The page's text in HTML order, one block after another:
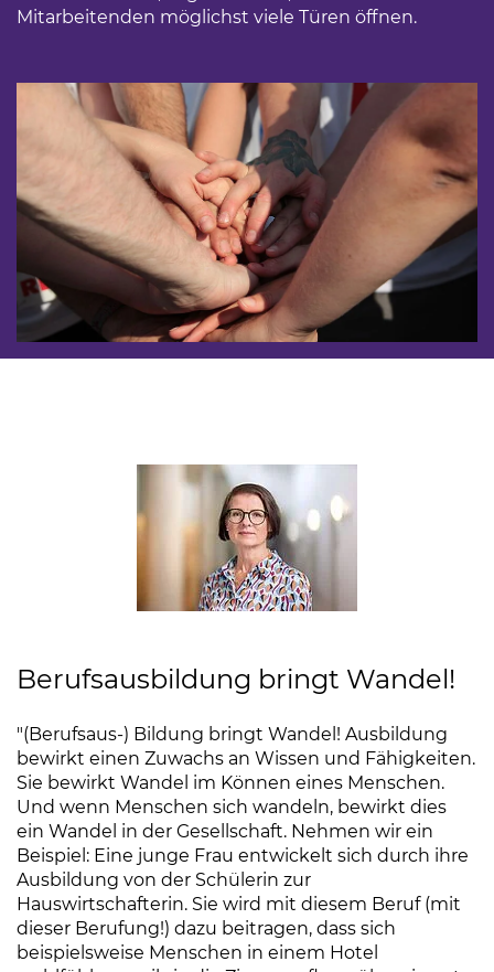
Mitarbeitenden möglichst viele Türen öffnen.
Berufsausbildung bringt Wandel!
"(Berufsaus-) Bildung bringt Wandel! Ausbildung
bewirkt einen Zuwachs an Wissen und Fähigkeiten.
Sie bewirkt Wandel im Können eines Menschen.
Und wenn Menschen sich wandeln, bewirkt dies
ein Wandel in der Gesellschaft. Nehmen wir ein
Beispiel: Eine junge Frau entwickelt sich durch ihre
Ausbildung von der Schülerin zur
Hauswirtschafterin. Sie wird mit diesem Beruf (mit
dieser Berufung!) dazu beitragen, dass sich
beispielsweise Menschen in einem Hotel